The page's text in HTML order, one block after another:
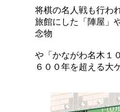
将棋の名人戦も行わ
旅館にした「陣屋」
念物
や「かながわ名木１
６００年を超える大